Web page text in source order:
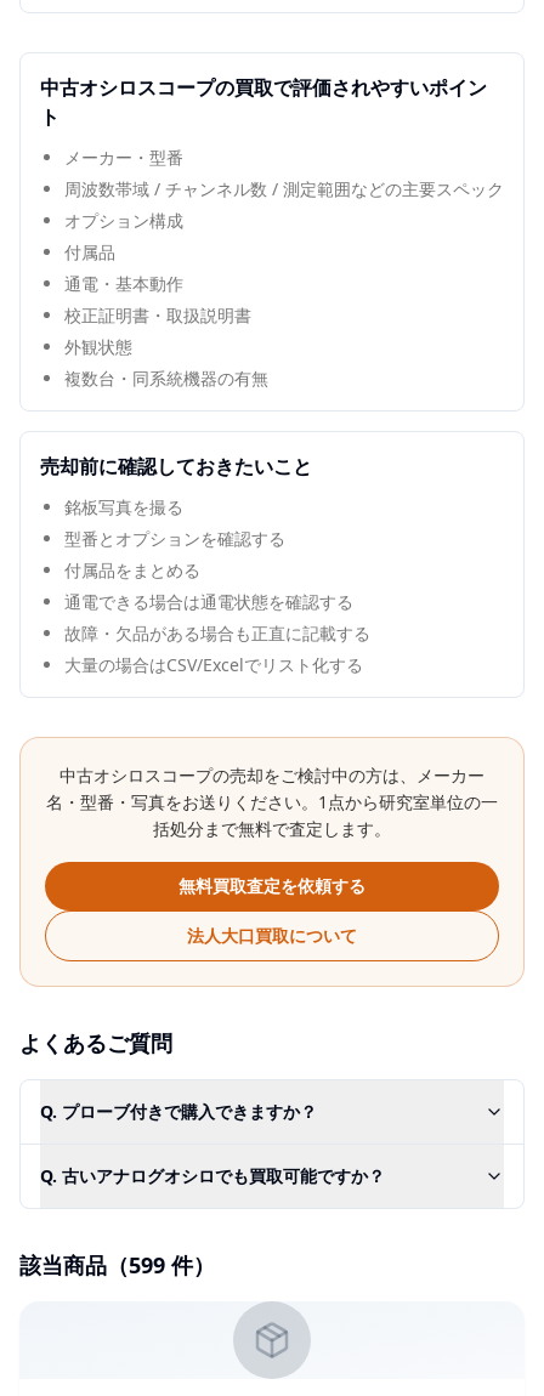
中古オシロスコープの買取で評価されやすいポイン
ト
メーカー・型番
周波数帯域 / チャンネル数 / 測定範囲などの主要スペック
オプション構成
付属品
通電・基本動作
校正証明書・取扱説明書
外観状態
複数台・同系統機器の有無
売却前に確認しておきたいこと
銘板写真を撮る
型番とオプションを確認する
付属品をまとめる
通電できる場合は通電状態を確認する
故障・欠品がある場合も正直に記載する
大量の場合はCSV/Excelでリスト化する
中古オシロスコープの売却をご検討中の方は、メーカー
名・型番・写真をお送りください。1点から研究室単位の一
括処分まで無料で査定します。
無料買取査定を依頼する
法人大口買取について
よくあるご質問
Q. プローブ付きで購入できますか？
Q. 古いアナログオシロでも買取可能ですか？
該当商品（599 件）